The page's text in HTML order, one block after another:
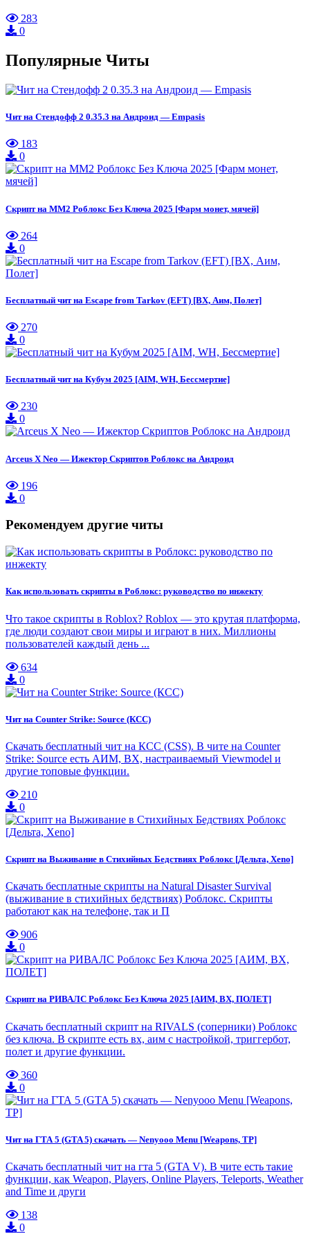
283
0
Популярные Читы
Чит на Стендофф 2 0.35.3 на Андроид — Empasis
183
0
Скрипт на ММ2 Роблокс Без Ключа 2025 [Фарм монет, мячей]
264
0
Бесплатный чит на Escape from Tarkov (EFT) [ВХ, Аим, Полет]
270
0
Бесплатный чит на Кубум 2025 [AIM, WH, Бессмертие]
230
0
Arceus X Neo — Ижектор Скриптов Роблокс на Андроид
196
0
Рекомендуем другие читы
Как использовать скрипты в Роблокс: руководство по инжекту
Что такое скрипты в Roblox? Roblox — это крутая платформа,
где люди создают свои миры и играют в них. Миллионы
пользователей каждый день ...
634
0
Чит на Counter Strike: Source (КСС)
Скачать бесплатный чит на КСС (CSS). В чите на Counter
Strike: Source есть АИМ, ВХ, настраиваемый Viewmodel и
другие топовые функции.
210
0
Скрипт на Выживание в Стихийных Бедствиях Роблокс [Дельта, Xeno]
Скачать бесплатные скрипты на Natural Disaster Survival
(выживание в стихийных бедствиях) Роблокс. Скрипты
работают как на телефоне, так и П
906
0
Скрипт на РИВАЛС Роблокс Без Ключа 2025 [АИМ, ВХ, ПОЛЕТ]
Скачать бесплатный скрипт на RIVALS (соперники) Роблокс
без ключа. В скрипте есть вх, аим с настройкой, триггербот,
полет и другие функции.
360
0
Чит на ГТА 5 (GTA 5) скачать — Nenyooo Menu [Weapons, TP]
Скачать бесплатный чит на гта 5 (GTA V). В чите есть такие
функции, как Weapon, Players, Online Players, Teleports, Weather
and Time и други
138
0